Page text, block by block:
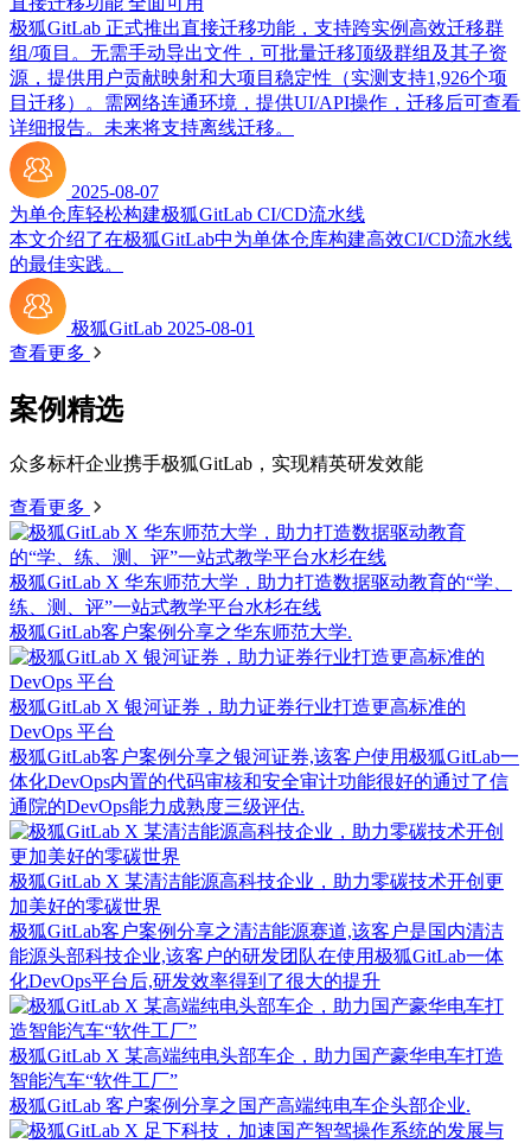
极狐GitLab 正式推出直接迁移功能，支持跨实例高效迁移群
组/项目。无需手动导出文件，可批量迁移顶级群组及其子资
源，提供用户贡献映射和大项目稳定性（实测支持1,926个项
目迁移）。需网络连通环境，提供UI/API操作，迁移后可查看
详细报告。未来将支持离线迁移。
2025-08-07
为单仓库轻松构建极狐GitLab CI/CD流水线
本文介绍了在极狐GitLab中为单体仓库构建高效CI/CD流水线
的最佳实践。
极狐GitLab 2025-08-01
查看更多
案例精选
众多标杆企业携手极狐GitLab，实现精英研发效能
查看更多
极狐GitLab X 华东师范大学，助力打造数据驱动教育的“学、
练、测、评”一站式教学平台水杉在线
极狐GitLab客户案例分享之华东师范大学.
极狐GitLab X 银河证券，助力证券行业打造更高标准的
DevOps 平台
极狐GitLab客户案例分享之银河证券,该客户使用极狐GitLab一
体化DevOps内置的代码审核和安全审计功能很好的通过了信
通院的DevOps能力成熟度三级评估.
极狐GitLab X 某清洁能源高科技企业，助力零碳技术开创更
加美好的零碳世界
极狐GitLab客户案例分享之清洁能源赛道,该客户是国内清洁
能源头部科技企业,该客户的研发团队在使用极狐GitLab一体
化DevOps平台后,研发效率得到了很大的提升
极狐GitLab X 某高端纯电头部车企，助力国产豪华电车打造
智能汽车“软件工厂”
极狐GitLab 客户案例分享之国产高端纯电车企头部企业.